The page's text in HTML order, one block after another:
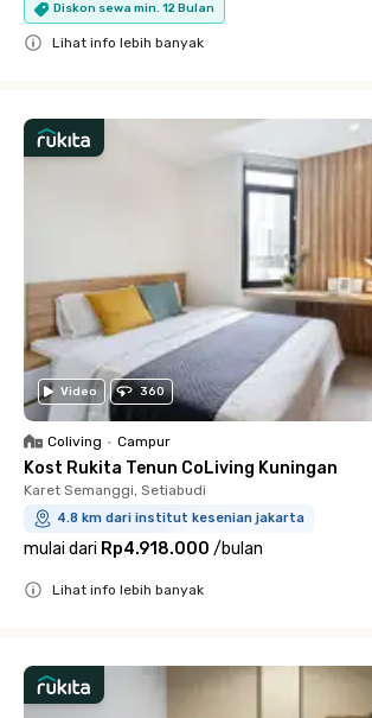
Diskon sewa min. 12 Bulan
Lihat info lebih banyak
Video 360
Coliving • Campur
Kost Rukita Tenun CoLiving Kuningan
Karet Semanggi, Setiabudi
4.8 km dari institut kesenian jakarta
mulai dari Rp4.918.000 /bulan
Lihat info lebih banyak